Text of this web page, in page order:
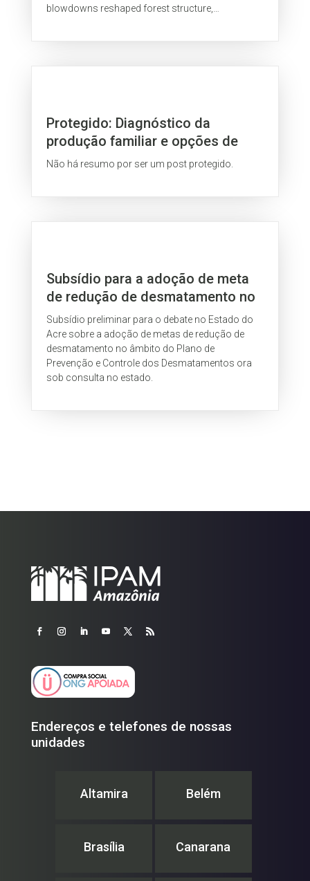
blowdowns reshaped forest structure,
Protegido: Diagnóstico da
produção familiar e opções de
mercado no município de
Não há resumo por ser um post protegido.
Subsídio para a adoção de meta
de redução de desmatamento no
âmbito do PPCD/Acre
Subsídio preliminar para o debate no Estado do
Acre sobre a adoção de metas de redução de
desmatamento no âmbito do Plano de
Prevenção e Controle dos Desmatamentos ora
sob consulta no estado.
Endereços e telefones de nossas
unidades
Altamira Belém
Brasília Canarana